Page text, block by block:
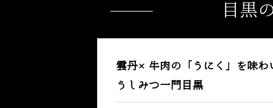
目黒
雲丹×牛肉の「うにく」を味
うしみつ一門目黒